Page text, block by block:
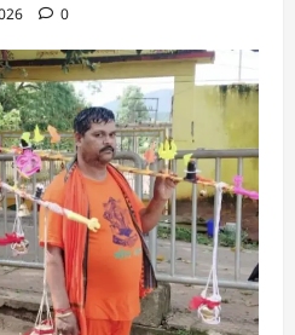
0